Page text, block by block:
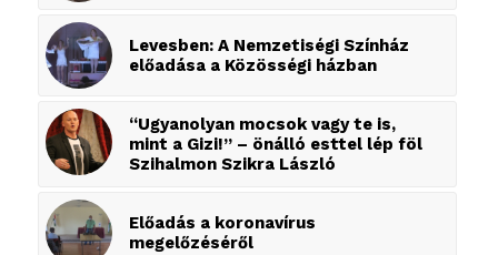
Levesben: A Nemzetiségi Színház
előadása a Közösségi házban
“Ugyanolyan mocsok vagy te is,
mint a Gizi!” – önálló esttel lép föl
Szihalmon Szikra László
Előadás a koronavírus
megelőzéséről